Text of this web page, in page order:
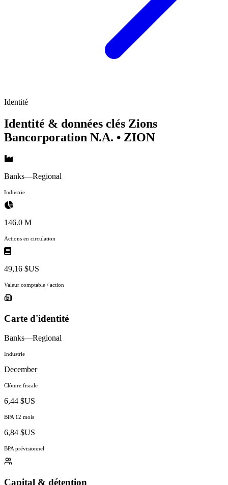
Identité
Identité & données clés Zions
Bancorporation N.A. • ZION
Banks—Regional
Industrie
146.0 M
Actions en circulation
49,16 $US
Valeur comptable / action
Carte d'identité
Banks—Regional
Industrie
December
Clôture fiscale
6,44 $US
BPA 12 mois
6,84 $US
BPA prévisionnel
Capital & détention